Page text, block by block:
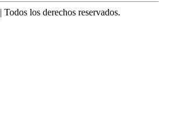
| Todos los derechos reservados.